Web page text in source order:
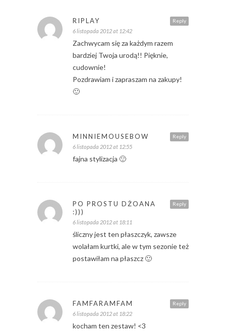
Reply
RIPLAY
6 listopada 2012 at 12:42
Zachwycam się za każdym razem
bardziej Twoja urodą!! Pięknie,
cudownie!
Pozdrawiam i zapraszam na zakupy!
🙂
Reply
MINNIEMOUSEBOW
6 listopada 2012 at 12:55
fajna stylizacja 🙂
Reply
PO PROSTU DŻOANA
:)))
6 listopada 2012 at 18:11
śliczny jest ten płaszczyk, zawsze
wolałam kurtki, ale w tym sezonie też
postawiłam na płaszcz 🙂
Reply
FAMFARAMFAM
6 listopada 2012 at 18:22
kocham ten zestaw! <3